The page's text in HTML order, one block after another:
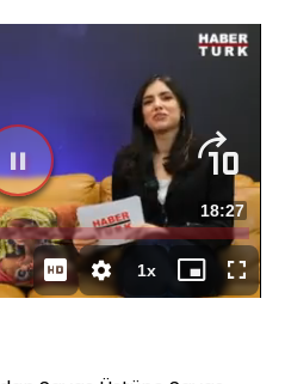
Toplam
Süre
18:27
1xOynatma
Hızı
Mini
oynatıcı
Tam
Ekran